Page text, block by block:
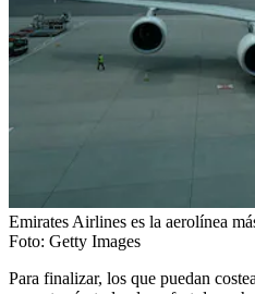
Emirates Airlines es la aerolínea
Foto: Getty Images
Para finalizar, los que puedan